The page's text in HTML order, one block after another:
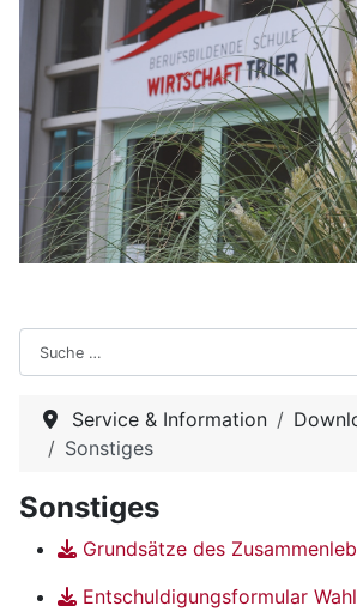
Suchen
Service & Information
Sonstiges
Sonstiges
Grundsätze des
Entschuldigungsformular